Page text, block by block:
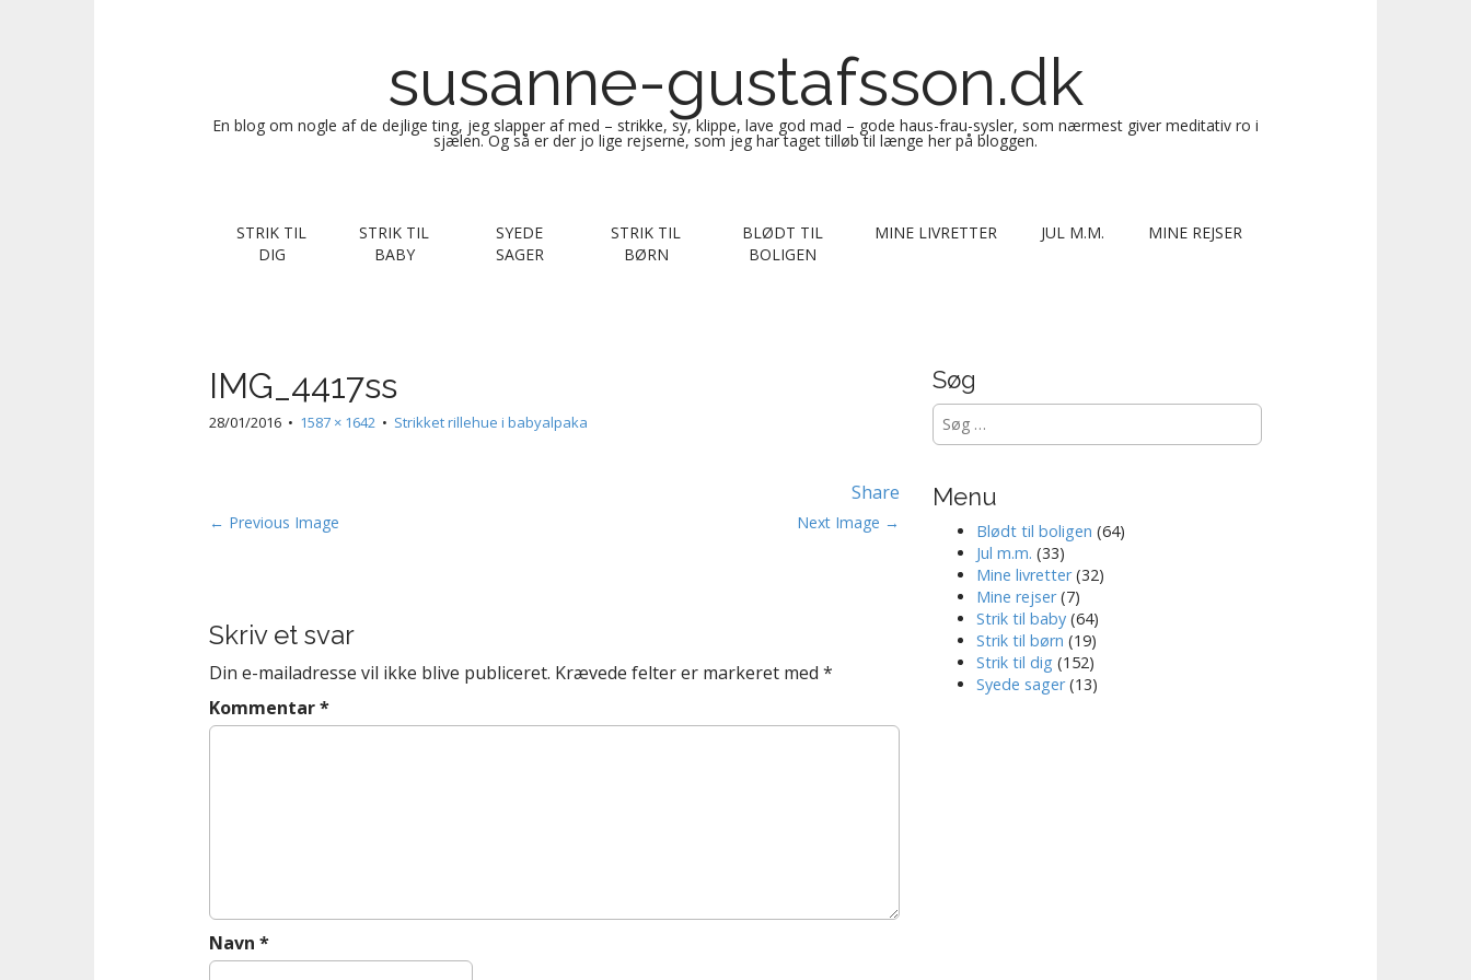
susanne-gustafsson.dk
En blog om nogle af de dejlige ting, jeg slapper af med – strikke, sy, klippe, lave god mad – gode haus-frau-sysler, som nærmest giver meditativ ro i
sjælen. Og så er der jo lige rejserne, som jeg har taget tilløb til længe her på bloggen.
e
n
u
c
o
n
STRIK TIL
DIG
STRIK TIL
BABY
SYEDE
SAGER
STRIK TIL
BØRN
BLØDT TIL
BOLIGEN
MINE LIVRETTER JUL M.M. MINE REJSER
IMG_4417ss
28/01/2016 • 1587 × 1642 • Strikket rillehue i babyalpaka
Share
P
n
a
v
i
← Previous Image Next Image →
Skriv et svar
Din e-mailadresse vil ikke blive publiceret. Krævede felter er markeret med *
Kommentar*
Navn *
Søg
Søg
efter:
Menu
Blødt til boligen (64)
Jul m.m. (33)
Mine livretter(32)
Mine rejser(7)
Strik til baby (64)
Strik til børn (19)
Strik til dig (152)
Syede sager(13)